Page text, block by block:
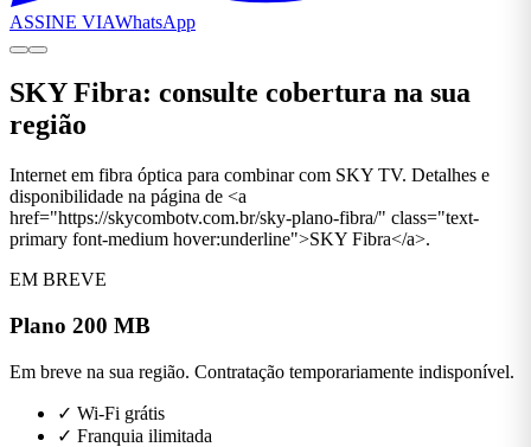
ASSINE VIAWhatsApp
SKY Fibra: consulte cobertura na sua
região
Internet em fibra óptica para combinar com SKY TV. Detalhes e
disponibilidade na página de <a
href="https://skycombotv.com.br/sky-plano-fibra/" class="text-
primary font-medium hover:underline">SKY Fibra</a>.
EM BREVE
Plano 200 MB
Em breve na sua região. Contratação temporariamente indisponível.
✓ Wi-Fi grátis
✓ Franquia ilimitada